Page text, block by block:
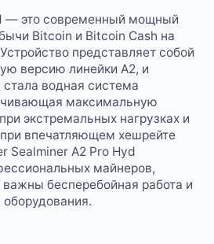
— это современный мощный
Bitcoin и Bitcoin Cash на
представляет собой
версию линейки A2, и
водная система
максимальную
экстремальных нагрузках и
при впечатляющем хешрейте
Sealminer A2 Pro Hyd
майнеров,
бесперебойная работа и